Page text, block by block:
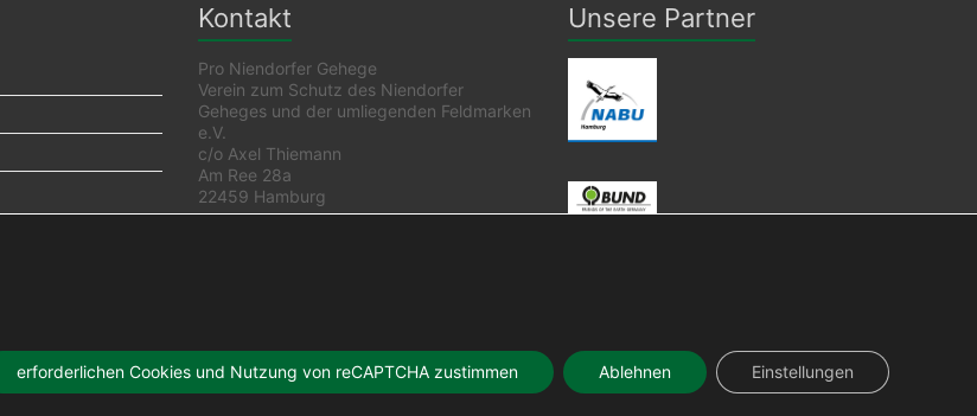
Kontakt
Pro Niendorfer Gehege
Verein zum Schutz des Niendorfer
Geheges und der umliegenden Feldmarken
e.V.
c/o Axel Thiemann
Am Ree 28a
22459 Hamburg
Unsere Partner
erforderlichen Cookies und Nutzung von reCAPTCHA zustimmen Ablehnen Einstellungen